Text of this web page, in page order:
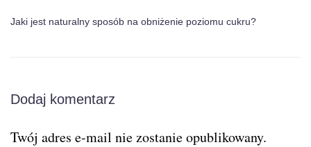
Jaki jest naturalny sposób na obniżenie poziomu cukru?
Dodaj komentarz
Twój adres e-mail nie zostanie opublikowany.